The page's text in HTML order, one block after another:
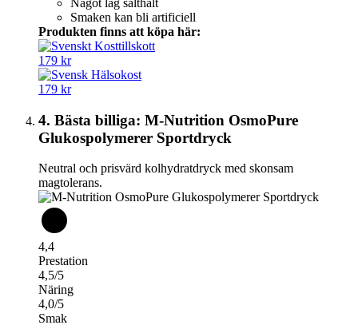
Smaken kan bli artificiell
Produkten finns att köpa här:
179 kr
179 kr
4. Bästa billiga: M-Nutrition OsmoPure
Glukospolymerer Sportdryck
Neutral och prisvärd kolhydratdryck med skonsam
magtolerans.
4,4
Prestation
4,5/5
Näring
4,0/5
Smak